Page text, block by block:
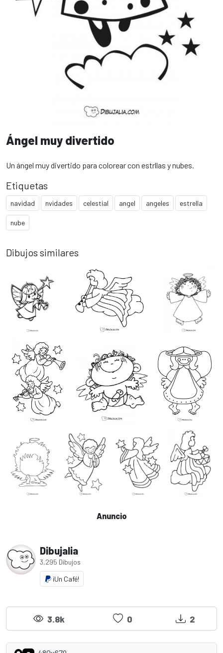
Ángel muy divertido
Un ángel muy divertido para colorear con estrllas y nubes.
Etiquetas
navidad nvidades celestial angel angeles estrella
nube
Dibujos similares
Anuncio
Dibujalia
3,295 Dibujos
¡Un Café!
3.8k 0 2